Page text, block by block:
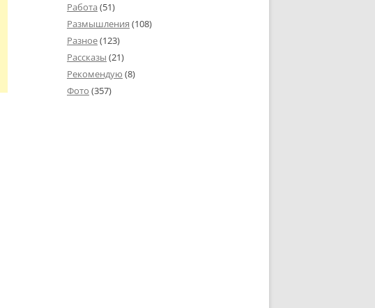
Работа (51)
Размышления (108)
Разное(123)
Рассказы (21)
Рекомендую (8)
Фото (357)